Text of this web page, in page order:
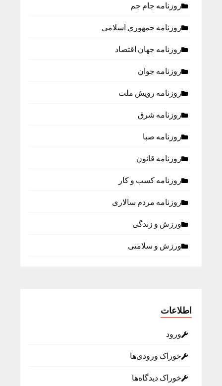
روزنامه جام جم
روزنامه جمهوري اسلامي
روزنامه جهان اقتصاد
روزنامه جوان
روزنامه رویش ملت
روزنامه شرق
روزنامه صبا
روزنامه قانون
روزنامه كسب و كار
روزنامه مردم سالاری
ورزش و زندگی
ورزش و سلامتی
اطلاعات
ورود
خوراک ورودی‌ها
خوراک دیدگاه‌ها